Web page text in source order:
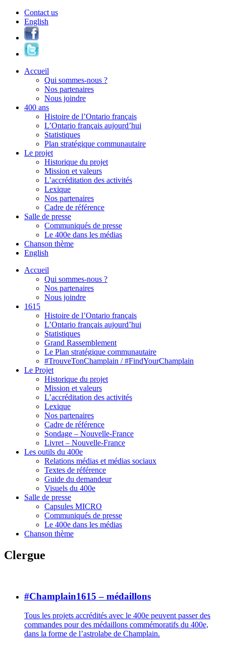
Contact us
English
Accueil
Qui sommes-nous ?
Nos partenaires
Nous joindre
400 ans
Histoire de l’Ontario français
L’Ontario français aujourd’hui
Statistiques
Plan stratégique communautaire
Le projet
Historique du projet
Mission et valeurs
L’accréditation des activités
Lexique
Nos partenaires
Cadre de référence
Salle de presse
Communiqués de presse
Le 400e dans les médias
Chanson thème
English
Accueil
Qui sommes-nous ?
Nos partenaires
Nous joindre
1615
Histoire de l’Ontario français
L’Ontario français aujourd’hui
Statistiques
Grand Rassemblement
Le Plan stratégique communautaire
#TrouveTonChamplain / #FindYourChamplain
Le Projet
Historique du projet
Mission et valeurs
L’accréditation des activités
Lexique
Nos partenaires
Cadre de référence
Sondage – Nouvelle-France
Livret – Nouvelle-France
Les outils du 400e
Relations médias et médias sociaux
Textes de référence
Guide du demandeur
Visuels du 400e
Salle de presse
Capsules MICRO
Communiqués de presse
Le 400e dans les médias
Chanson thème
Clergue
#Champlain1615 – médaillons
Tous les projets accrédités avec le 400e peuvent passer des
commandes pour des médaillons commémoratifs du 400e,
dans la forme de l’astrolabe de Champlain.